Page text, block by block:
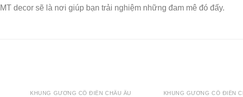
decor sẽ là nơi giúp bạn trải nghiệm những đam mê đó đấy.
KHUNG GƯƠNG CỔ ĐIỂN CHÂU ÂU KHUNG GƯƠNG CỔ ĐIỂN